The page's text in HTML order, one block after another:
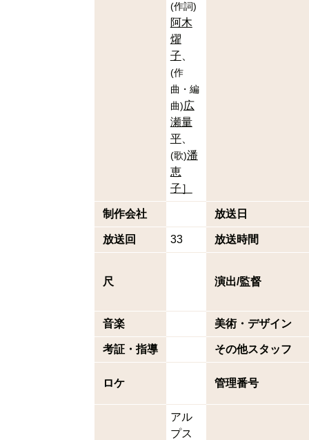
(作詞 )
阿木
燿
子
(作
曲・編
曲) 広
瀬量
平
(歌)潘
恵
子］
制作会社 放送日
放送回 33 放送時間
尺 演出/監督
音楽 美術・デザイン
考証・指導 その他スタッフ
ロケ 管理番号
アル
プス